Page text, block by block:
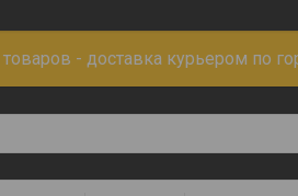
- доставка курьером по